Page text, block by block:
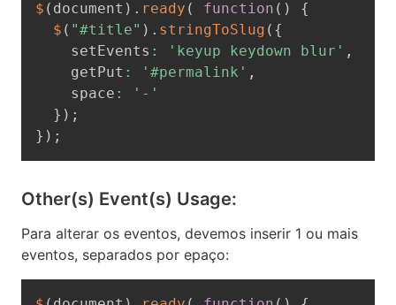
$ ( document ) . ready ( function ( )
{
$ ( "#title" ) . stringToSlug ( {
    setEvents
: 'keyup keydown blur' ,
    getPut
: '#permalink' ,
    space
:
'-'
} ) ;
} ) ;
Other(s) Event(s) Usage:
Para alterar os eventos, devemos inserir 1 ou mais
eventos, separados por epaço: